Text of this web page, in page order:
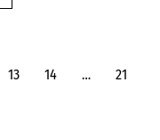
13 14 …
21